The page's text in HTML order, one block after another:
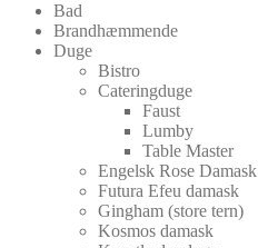
Bad
Brandhæmmende
Duge
Bistro
Cateringduge
Faust
Lumby
Table Master
Engelsk Rose Damask
Futura Efeu damask
Gingham (store tern)
Kosmos damask